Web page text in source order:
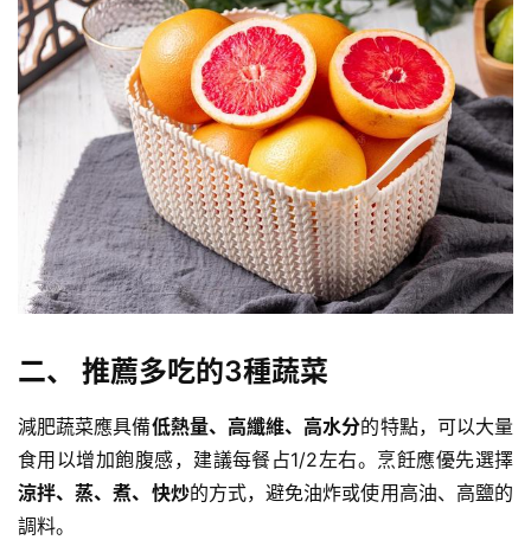
二、 推薦多吃的3種蔬菜
減肥蔬菜應具備低熱量、高纖維、高水分的特點，可以大量
食用以增加飽腹感，建議每餐占1/2左右。烹飪應優先選擇
涼拌、蒸、煮、快炒的方式，避免油炸或使用高油、高鹽的
調料。